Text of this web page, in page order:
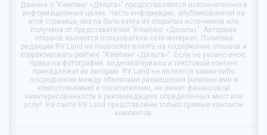
Данные о "Кемпинг «Дельта»" предоставляются исключительно в
информационных целях. Часть информации, опубликованной на
этой странице, могла быть взята из открытых источников или
получена от представителей "Кемпинг «Дельта»". Авторами
отзывов являются пользователи сети интернет. Политика
редакции RV Land не позволяет влиять на содержание отзывов и
корректировать рейтинг "Кемпинг «Дельта»". Если не уазано иное,
права на фотографии, видеоматериалы и текстовый контент
принадлежат их авторам. RV Land не является каким-либо
посредником между объектами размещения (кемпингами и
кемпстоянками) и посетителями, не имеет финансовой
заинтересованности в рекомендациях определённых мест или
услуг. На сайте RV Land представлены только прямые контакты
кемпингов.